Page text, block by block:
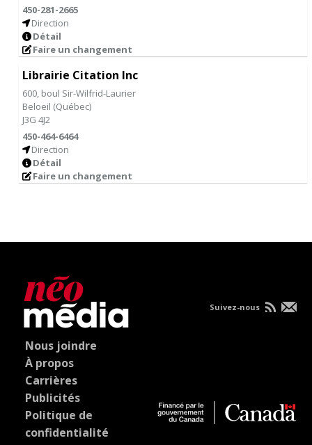
450-281-2665
Direction
Détail
Faire un changement
Librairie Citation Inc
600, boul Sir-Wilfrid-Laurier
Beloeil (Québec)
J3G 4J2
450-464-6464
Direction
Détail
Faire un changement
Nous joindre
À propos
Carrières
Publicités
Politique de
confidentialité
Suivez-nous